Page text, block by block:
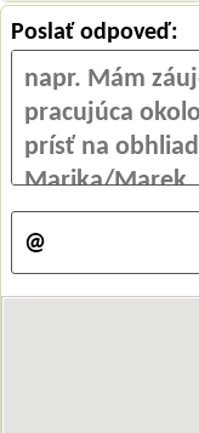
Poslať odpoveď: